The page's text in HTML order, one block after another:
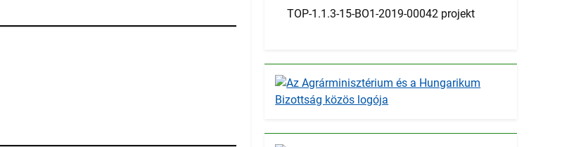
TOP-1.1.3-15-BO1-2019-00042 projekt